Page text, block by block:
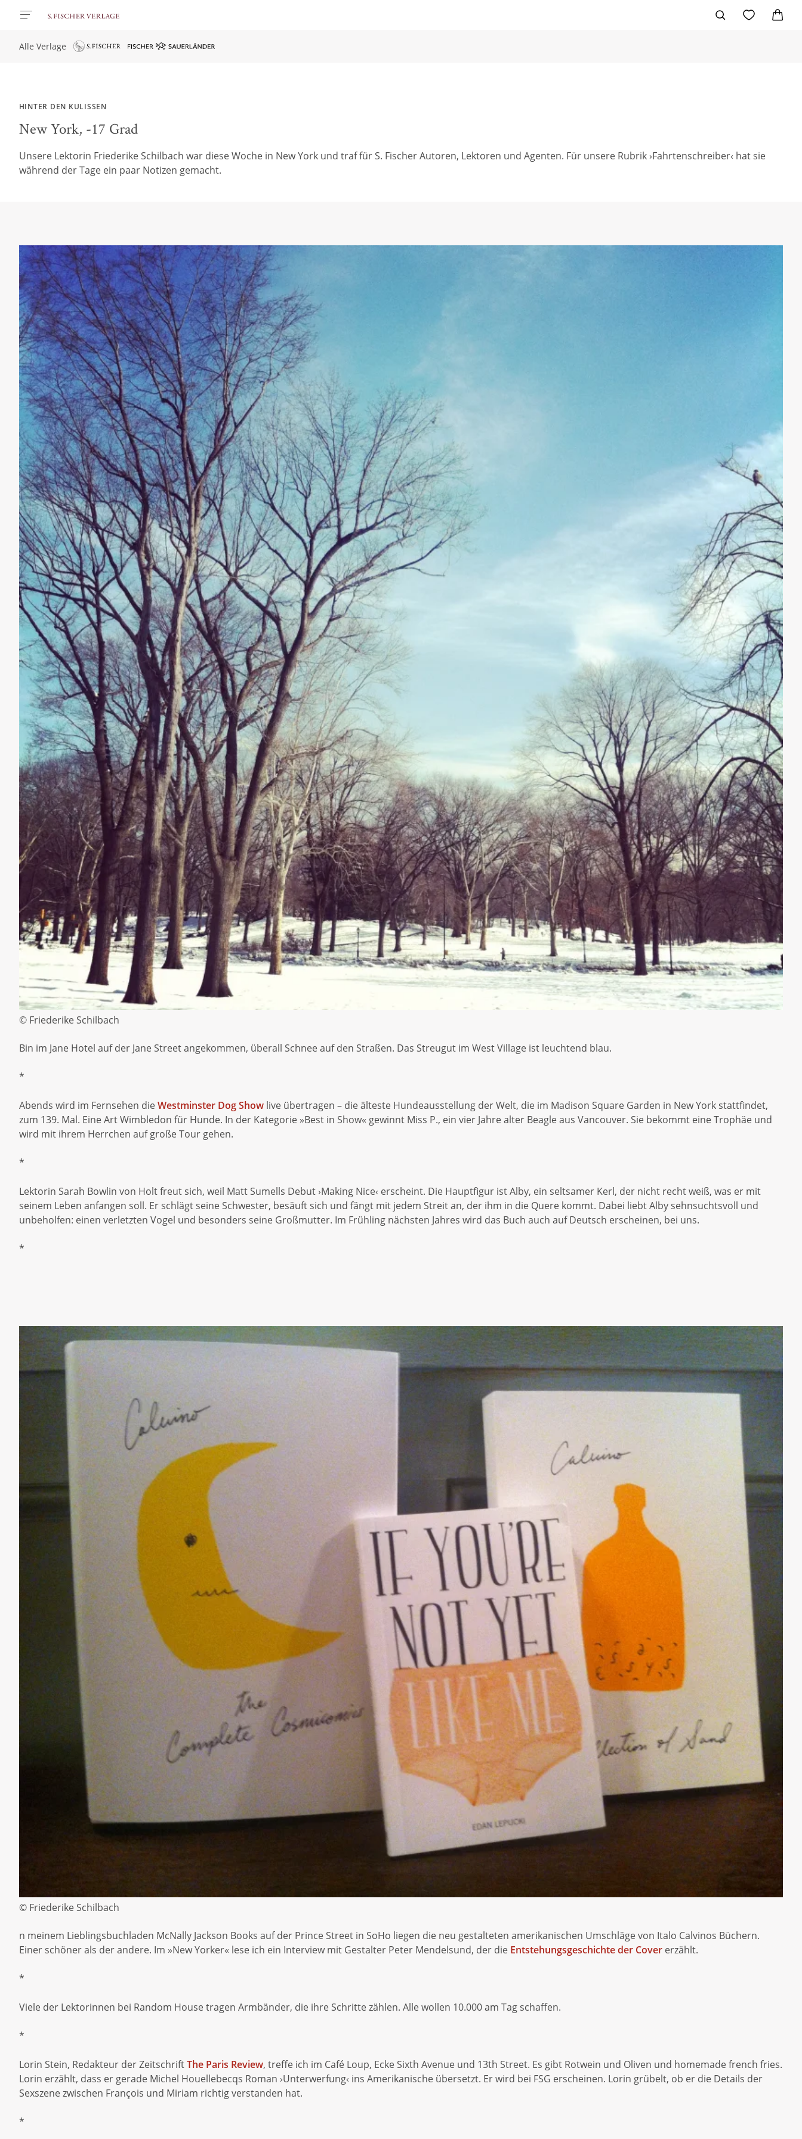
Alle Verlage
HINTER DEN KULISSEN
New York, -17 Grad
Unsere Lektorin Friederike Schilbach war diese Woche in New York und traf für S. Fischer Autoren, Lektoren und Agenten. Für unsere Rubrik ›Fahrtenschreiber‹ hat sie
während der Tage ein paar Notizen gemacht.
© Friederike Schilbach
Bin im Jane Hotel auf der Jane Street angekommen, überall Schnee auf den Straßen. Das Streugut im West Village ist leuchtend blau.
*
Abends wird im Fernsehen dieWestminster Dog Showlive übertragen – die älteste Hundeausstellung der Welt, die im Madison Square Garden in New York stattfindet,
zum 139. Mal. Eine Art Wimbledon für Hunde. In der Kategorie »Best in Show« gewinnt Miss P., ein vier Jahre alter Beagle aus Vancouver. Sie bekommt eine Trophäe und
wird mit ihrem Herrchen auf große Tour gehen.
*
Lektorin Sarah Bowlin von Holt freut sich, weil Matt Sumells Debut ›Making Nice‹ erscheint. Die Hauptfigur ist Alby, ein seltsamer Kerl, der nicht recht weiß, was er mit
seinem Leben anfangen soll. Er schlägt seine Schwester, besäuft sich und fängt mit jedem Streit an, der ihm in die Quere kommt. Dabei liebt Alby sehnsuchtsvoll und
unbeholfen: einen verletzten Vogel und besonders seine Großmutter. Im Frühling nächsten Jahres wird das Buch auch auf Deutsch erscheinen, bei uns.
*
© Friederike Schilbach
n meinem Lieblingsbuchladen McNally Jackson Books auf der Prince Street in SoHo liegen die neu gestalteten amerikanischen Umschläge von Italo Calvinos Büchern.
Einer schöner als der andere. Im »New Yorker« lese ich ein Interview mit Gestalter Peter Mendelsund, der die Entstehungsgeschichte der Covererzählt.
*
Viele der Lektorinnen bei Random House tragen Armbänder, die ihre Schritte zählen. Alle wollen 10.000 am Tag schaffen.
*
Lorin Stein, Redakteur der ZeitschriftThe Paris Review, treffe ich im Café Loup, Ecke Sixth Avenue und 13th Street. Es gibt Rotwein und Oliven und homemade french fries.
Lorin erzählt, dass er gerade Michel Houellebecqs Roman ›Unterwerfung‹ ins Amerikanische übersetzt. Er wird bei FSG erscheinen. Lorin grübelt, ob er die Details der
Sexszene zwischen François und Miriam richtig verstanden hat.
*